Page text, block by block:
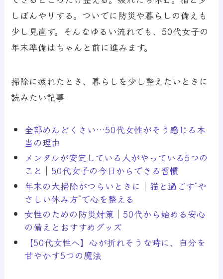
しぼんやりする。ついでに防災や暮らしの備えも
少し見直す。そんなゆるい流れでも、50代女子の
年末準備はちゃんと前に進みます。
掃除に疲れたとき、暮らしを少し整えたいときに
読みたい記事
全部めんどくさい…50代女性がそう感じる本
当の理由
メンタルが安定している人がやっている5つの
こと｜50代女子の今日からできる習慣
年末の大掃除がつらいときに｜猫と過ごす“や
さしい休み方”で心を整える
女性のための防災対策｜50代から始める安心
の備えとおすすめグッズ
【50代女性へ】心が折れそうな時に、自分を
甘やかす5つの魔法